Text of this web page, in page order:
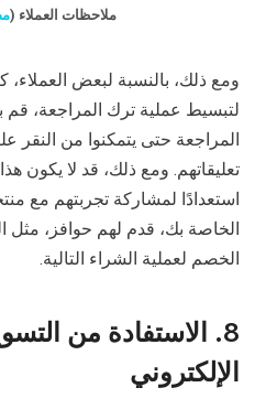
ملاحظات العملاء (
ومع ذلك، بالنسبة لبعض
لتبسيط عملية ترك المراجعة، قم
المراجعة حتى يتمكنوا من النقر
تعليقاتهم. ومع ذلك، قد لا يكون
استعدادًا لمشاركة تجربتهم مع
الخاصة بك، قدم لهم حوافز، مثل
الخصم لعملية الشراء التالية.
8. الاستفادة من
الإلكتروني